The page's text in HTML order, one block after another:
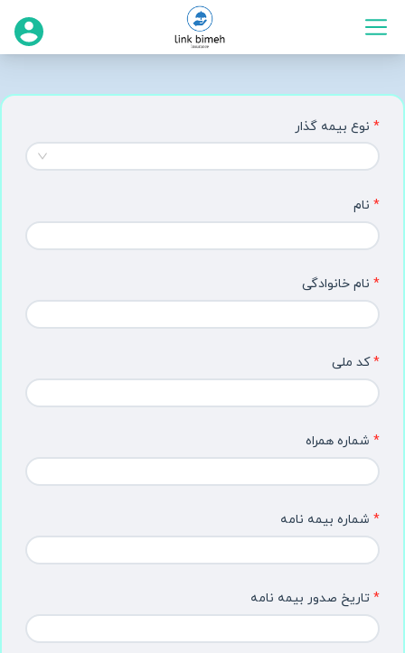
نوع بیمه گذار
نام
نام خانوادگی
کد ملی
شماره همراه
شماره بیمه نامه
تاریخ صدور بیمه نامه